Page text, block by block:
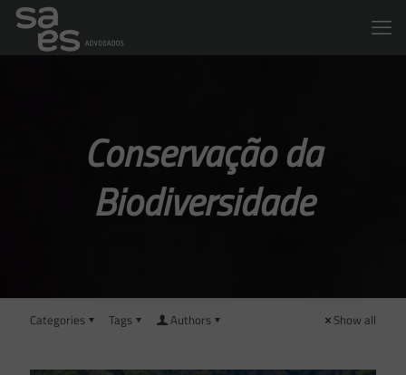
Conservação da
Biodiversidade
Categories Tags Authors Show all